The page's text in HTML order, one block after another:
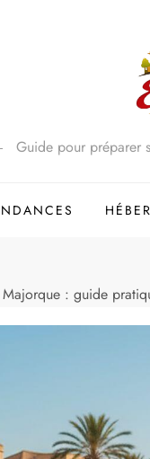
Guide pour préparer
: guide